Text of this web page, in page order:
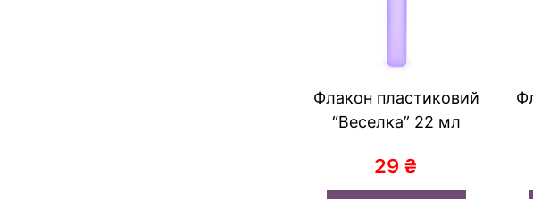
Флакон пластиковий
“Веселка” 22 мл
29 ₴